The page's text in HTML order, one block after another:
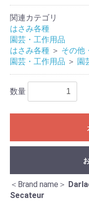
関連カテゴリ
はさみ各種
園芸・工作用品
はさみ各種 ＞ その他
園芸・工作用品 ＞ 園
数量
＜Brand name＞
Secateur